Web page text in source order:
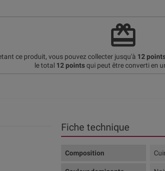
redeem
ce produit, vous pouvez collecter jusqu'à 12
le total 12pointsqui peut être converti en
Fiche technique
Composition